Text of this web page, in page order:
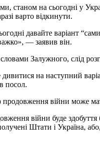
станом на сьогодні у
варто відкинути.
давайте варіант
— заявив він.
Залужного, слід
дивитися на наступний
посол.
війни може
війни буде здобуття
Штати і Україна,